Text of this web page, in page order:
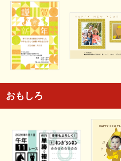
おもしろ